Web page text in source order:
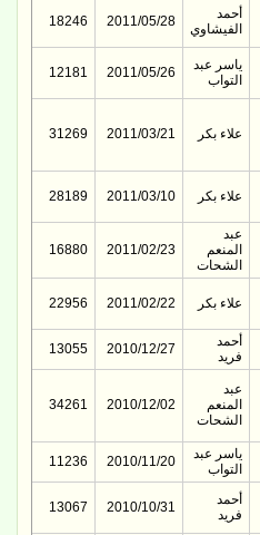
أحمد
الفيشاوي
2011/05/28
18246
ياسر عبد
التواب
2011/05/26
12181
علاء بكر 2011/03/21
31269
علاء بكر 2011/03/10
28189
عبد
المنعم
الشحات
2011/02/23
16880
علاء بكر 2011/02/22
22956
أحمد
فريد
2010/12/27
13055
عبد
المنعم
الشحات
2010/12/02
34261
ياسر عبد
التواب
2010/11/20
11236
أحمد
فريد
2010/10/31
13067